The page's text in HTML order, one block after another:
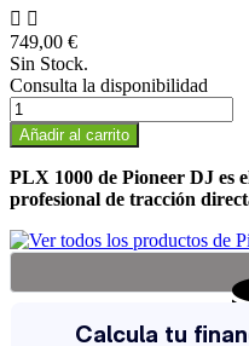
 
749,00 €
Sin Stock.
Consulta la disponibilidad
Añadir al carrito
PLX 1000 de Pioneer DJ es
profesional de tracción